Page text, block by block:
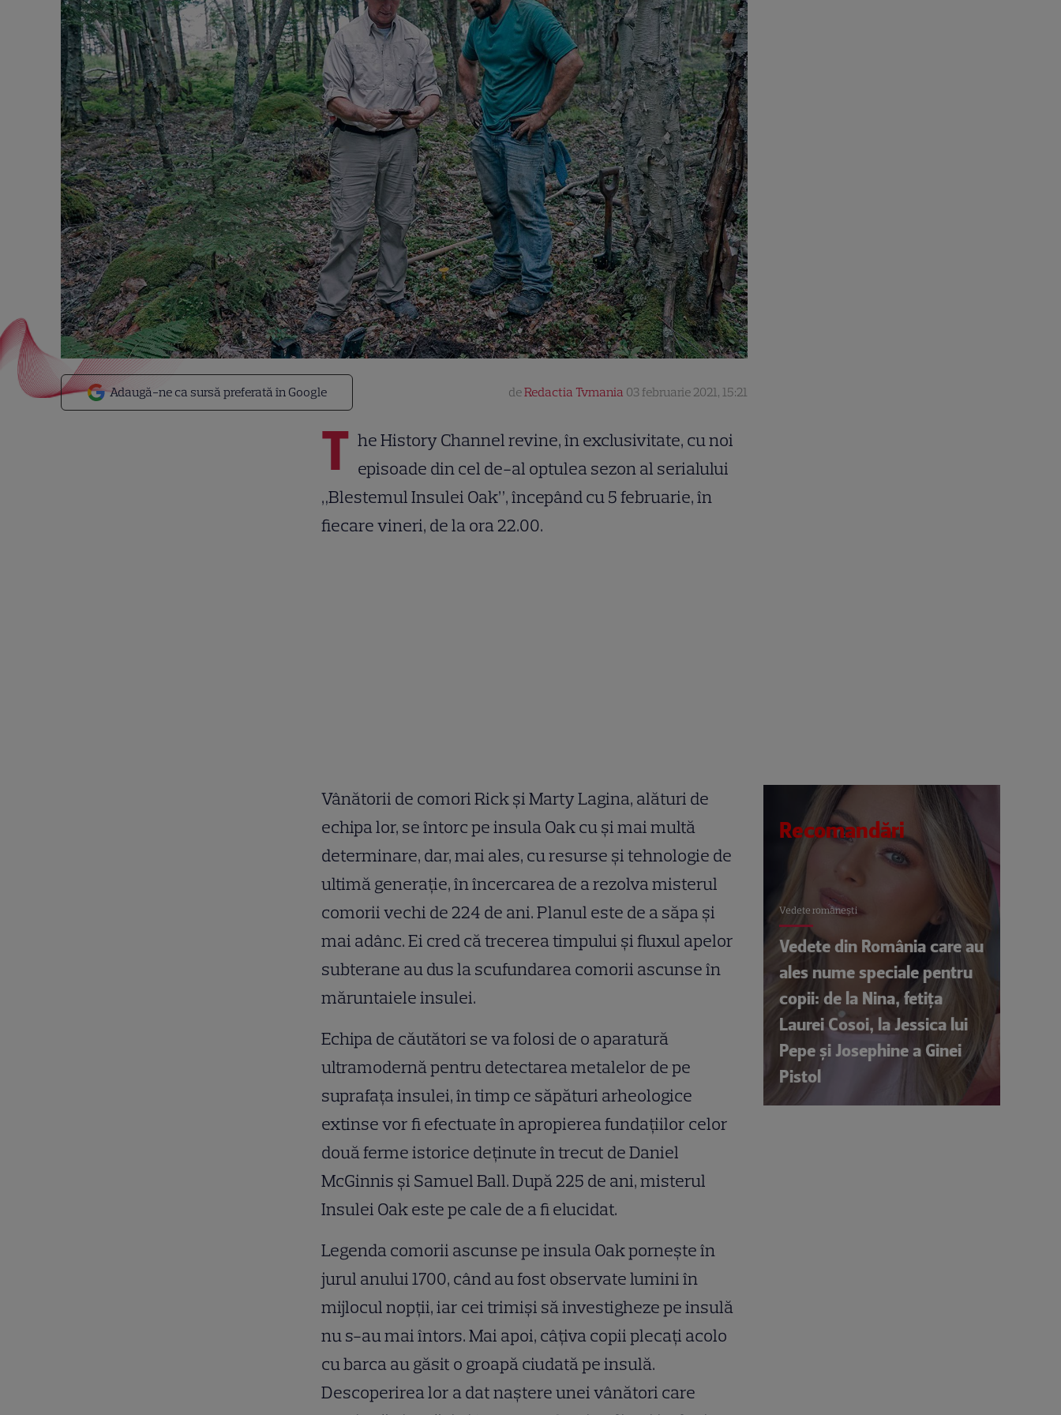
Adaugă-ne ca sursă preferată în Google deRedactia Tvmania 03 februarie 2021, 15:21
T he History Channel revine, în exclusivitate, cu noi
episoade din cel de-al optulea sezon al serialului
„Blestemul Insulei Oak”, începând cu 5 februarie, în
fiecare vineri, de la ora 22.00.
Vânătorii de comori Rick și Marty Lagina, alături de
echipa lor, se întorc pe insula Oak cu și mai multă
determinare, dar, mai ales, cu resurse și tehnologie de
ultimă generație, în încercarea de a rezolva misterul
comorii vechi de 224 de ani. Planul este de a săpa și
mai adânc. Ei cred că trecerea timpului și fluxul apelor
subterane au dus la scufundarea comorii ascunse în
măruntaiele insulei.
Echipa de căutători se va folosi de o aparatură
ultramodernă pentru detectarea metalelor de pe
suprafața insulei, în timp ce săpături arheologice
extinse vor fi efectuate în apropierea fundațiilor celor
două ferme istorice deținute în trecut de Daniel
McGinnis și Samuel Ball. După 225 de ani, misterul
Insulei Oak este pe cale de a fi elucidat.
Legenda comorii ascunse pe insula Oak pornește în
jurul anului 1700, când au fost observate lumini în
mijlocul nopții, iar cei trimiși să investigheze pe insulă
nu s-au mai întors. Mai apoi, câțiva copii plecați acolo
cu barca au găsit o groapă ciudată pe insulă.
Descoperirea lor a dat naștere unei vânători care
Recomandări
Vedete româneşti
Vedete din România care au
ales nume speciale pentru
copii: de la Nina, fetița
Laurei Cosoi, la Jessica lui
Pepe și Josephine a Ginei
Pistol